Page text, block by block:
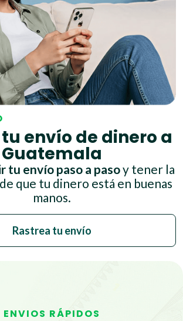
envío de dinero a
Guatemala
tu envío paso a pasoy tener la
que tu dinero está en buenas
manos.
Rastrea tu envío
ENVIOS RÁPIDOS